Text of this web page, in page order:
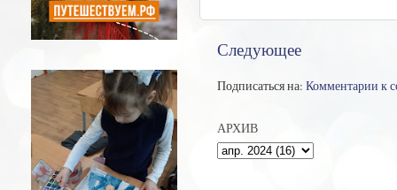
Следующее
Подписаться на: Комментарии к
АРХИВ